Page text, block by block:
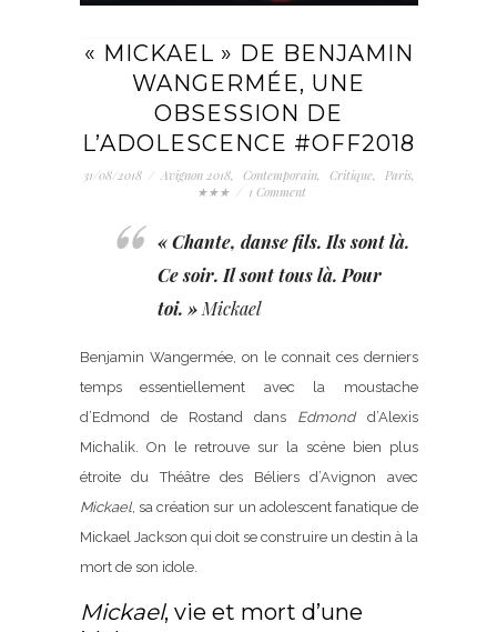
« MICKAEL » DE BENJAMIN
WANGERMÉE, UNE
OBSESSION DE
L’ADOLESCENCE #OFF2018
31/08/2018 / Avignon 2018, Contemporain, Critique, Paris,
★★★ / 1 Comment
« Chante, danse fils. Ils sont là.
Ce soir. Il sont tous là. Pour
toi. »Mickael
Benjamin Wangermée, on le connait ces derniers
temps essentiellement avec la moustache
d’Edmond de Rostand dans Edmondd’Alexis
Michalik. On le retrouve sur la scène bien plus
étroite du Théâtre des Béliers d’Avignon avec
Mickael, sa création sur un adolescent fanatique de
Mickael Jackson qui doit se construire un destin à la
mort de son idole.
Mickael, vie et mort d’une